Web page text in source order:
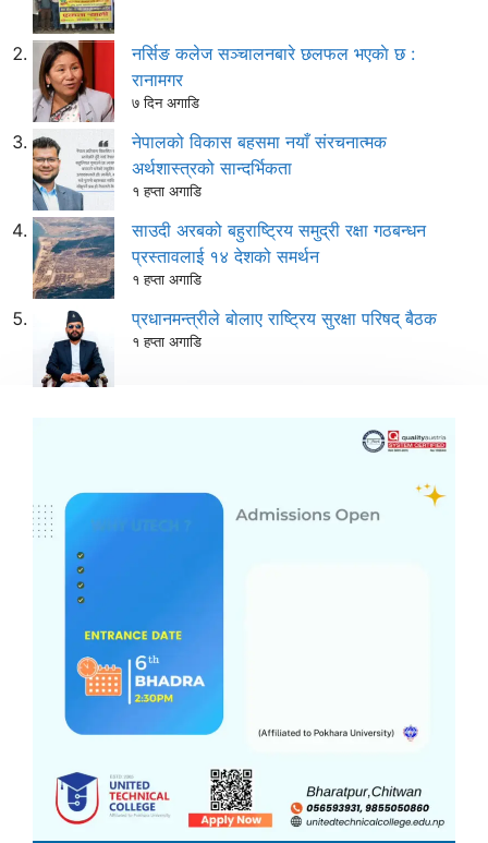
नर्सिङ कलेज सञ्चालनबारे छलफल भएकाे छ :
रानामगर
७ दिन अगाडि
नेपालको विकास बहसमा नयाँ संरचनात्मक
अर्थशास्त्रको सान्दर्भिकता
१ हप्ता अगाडि
साउदी अरबको बहुराष्ट्रिय समुद्री रक्षा गठबन्धन
प्रस्तावलाई १४ देशको समर्थन
१ हप्ता अगाडि
प्रधानमन्त्रीले बोलाए राष्ट्रिय सुरक्षा परिषद् बैठक
१ हप्ता अगाडि